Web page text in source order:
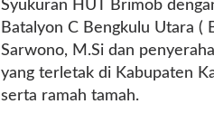
Syukuran HUT Brimob
Batalyon C Bengkulu Utara (
Sarwono, M.Si dan
yang terletak di Kabupaten
serta ramah tamah.